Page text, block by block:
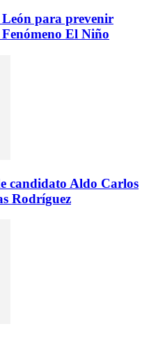
para prevenir
Fenómeno El Niño
candidato Aldo Carlos
Rodríguez